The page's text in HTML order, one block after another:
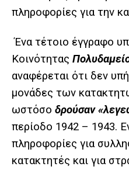
πληροφορίες για την
Ένα τέτοιο έγγραφο
Κοινότητας
αναφέρεται ότι δεν
μονάδες των
ωστόσο δρούσαν
περίοδο 1942 – 1943.
πληροφορίες για
κατακτητές και για